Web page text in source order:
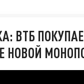
ВТБ
НОВОЙ